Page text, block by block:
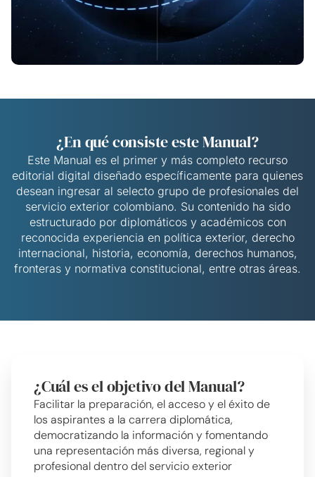
¿En qué consiste este Manual?
Este Manual es el primer y más completo recurso
editorial digital diseñado específicamente para quienes
desean ingresar al selecto grupo de profesionales del
servicio exterior colombiano. Su contenido ha sido
estructurado por diplomáticos y académicos con
reconocida experiencia en política exterior, derecho
internacional, historia, economía, derechos humanos,
fronteras y normativa constitucional, entre otras áreas.
¿Cuál es el objetivo del Manual?
Facilitar la preparación, el acceso y el éxito de
los aspirantes a la carrera diplomática,
democratizando la información y fomentando
una representación más diversa, regional y
profesional dentro del servicio exterior